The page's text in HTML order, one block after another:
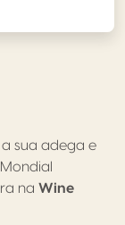
sua adega e
na Wine